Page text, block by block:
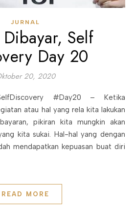
JURNAL
Dibayar, Self
Day 20
20, 2020
atau hal yang rela kita lakukan
pikiran kita mungkin akan
kita sukai. Hal-hal yang dengan
mendapatkan kepuasan buat diri
READ MORE